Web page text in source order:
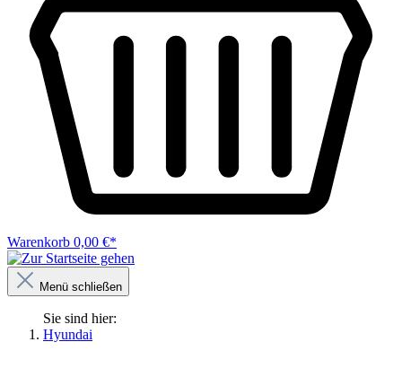
Warenkorb 0,00 €*
Menü schließen
Sie sind hier:
Hyundai